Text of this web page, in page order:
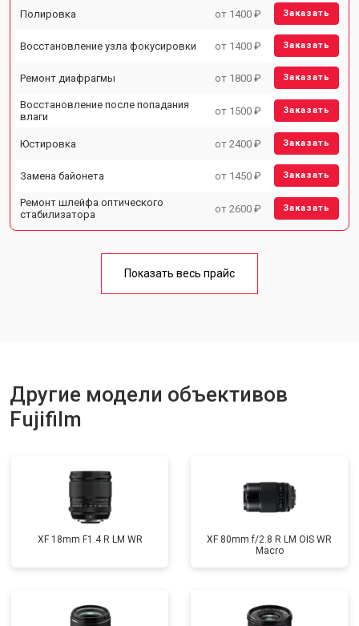
Полировка от 1400 ₽ Заказать
Восстановление узла фокусировки от 1400 ₽ Заказать
Ремонт диафрагмы от 1800 ₽ Заказать
Восстановление после попадания
влаги
от 1500 ₽ Заказать
Юстировка от 2400 ₽ Заказать
Замена байонета от 1450 ₽ Заказать
Ремонт шлейфа оптического
стабилизатора
от 2600 ₽ Заказать
Показать весь прайс
Другие модели объективов
Fujifilm
XF 18mm F1.4 R LM WR
XF 80mm f/2.8 R LM OIS WR
Macro